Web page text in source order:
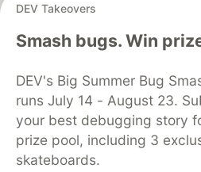
DEV Takeovers
Smash bugs. Win
DEV's Big Summer Bug
runs July 14 - August 23.
your best debugging story
prize pool, including 3
skateboards.
Neon is the
partner of
Algolia is the official